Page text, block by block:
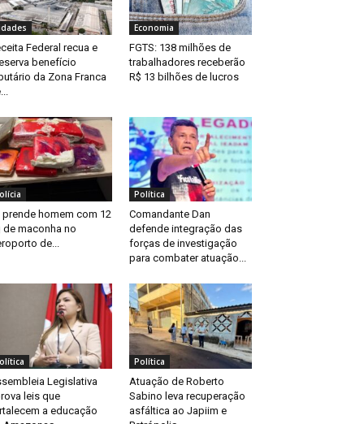
Federal recua e
benefício
da Zona Franca
Economia
FGTS: 138 milhões de
trabalhadores receberão
R$ 13 bilhões de lucros
prende homem com 12
de maconha no
de...
Política
Comandante Dan
defende integração das
forças de investigação
para combater atuação...
Legislativa
leis que
a educação
Política
Atuação de Roberto
Sabino leva recuperação
asfáltica ao Japiim e